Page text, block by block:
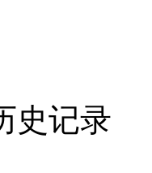
史记录